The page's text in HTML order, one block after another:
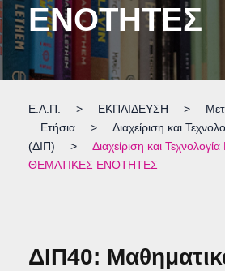
ΕΝΟΤΗΤΕΣ
Ε.Α.Π. > ΕΚΠΑΙΔΕΥΣΗ >
Ετήσια
>
Διαχείριση και
(ΔΙΠ)
>
Διαχείριση και
ΘΕΜΑΤΙΚΕΣ ΕΝΟΤΗΤΕΣ
ΔΙΠ40: